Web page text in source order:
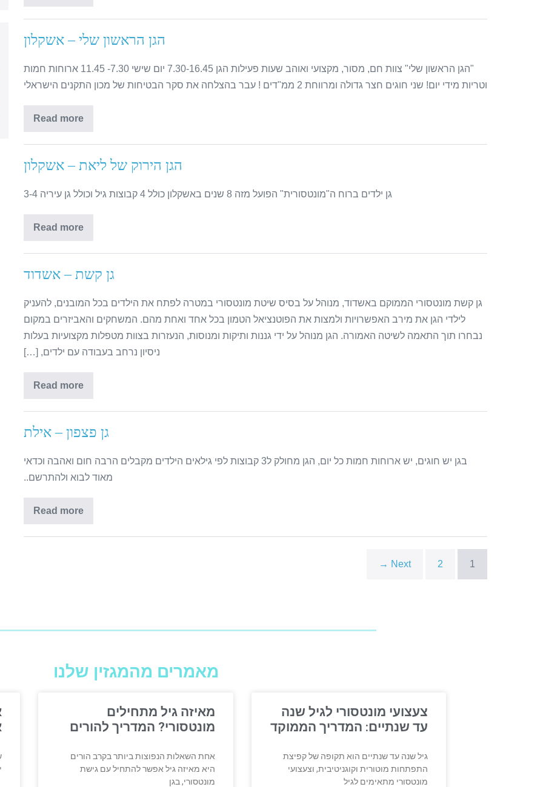
הגן הראשון שלי – אשקלון
"הגן הראשון שלי" צוות חם, מסור, מקצועי ואוהב שעות פעילות הגן 7.30-16.45 יום שישי 7.30- 11.45 ארוחות חמות
וטריות מידי יום! שני חוגים חצר גדולה ומרווחת 2 ממ"דים ! עבר בהצלחה את סקר הבטיחות של מכון התקנים הישראלי
Read more
הגן הירוק של ליאת – אשקלון
גן ילדים ברוח ה"מונטסורית" הפועל מזה 8 שנים באשקלון כולל 4 קבוצות גיל וכולל גן עיריה 3-4
Read more
גן קשת – אשדוד
גן קשת מונטסורי הממוקם באשדוד, מנוהל על בסיס שיטת מונטסורי במטרה לפתח את הילדים בכל המובנים, להעניק
לילדי הגן את מירב האפשרויות ולמצות את הפוטנציאל הטמון בכל אחד ואחת מהם. המשחקים והאביזרים במקום
נבחרו תוך התאמה לשיטה האמורה. הגן מנוהל על ידי גננות ותיקות ומנוסות, הנעזרות בצוות מטפלות מקצועיות בעלות
ניסיון נרחב בעבודה עם ילדים, […]
Read more
גן פצפון – אילת
בגן יש חוגים, יש ארוחות חמות כל יום, הגן מחולק ל3 קבוצות לפי גילאים הילדים מקבלים הרבה חום ואהבה וכדאי
מאוד לבוא ולהתרשם..
Read more
1
2
Next →
מאמרים מהמגזין שלנו
צעצועי מונטסורי לגיל שנה
עד שנתיים: המדריך הממוקד
גיל שנה עד שנתיים הוא תקופה של קפיצת
התפתחות מוטורית וקוגניטיבית, וצעצועי
מונטסורי מתאימים לגיל
מאיזה גיל מתחילים
מונטסורי? המדריך להורים
אחת השאלות הנפוצות ביותר בקרב הורים
היא מאיזה גיל אפשר להתחיל עם גישת
מונטסורי, בגן